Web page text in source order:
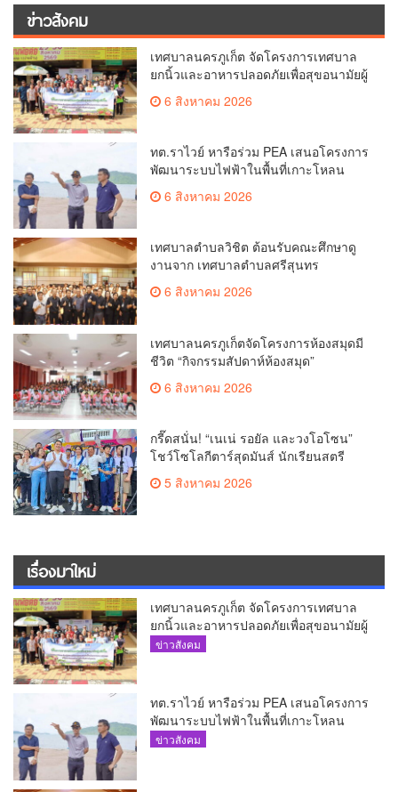
ข่าวสังคม
เทศบาลนครภูเก็ต จัดโครงการเทศบาล
ยกนิ้วและอาหารปลอดภัยเพื่อสุขอนามัยผู้
6 สิงหาคม 2026
ทต.ราไวย์ หารือร่วม PEA เสนอโครงการ
พัฒนาระบบไฟฟ้าในพื้นที่เกาะโหลน
6 สิงหาคม 2026
เทศบาลตำบลวิชิต ต้อนรับคณะศึกษาดู
งานจาก เทศบาลตำบลศรีสุนทร
6 สิงหาคม 2026
เทศบาลนครภูเก็ตจัดโครงการห้องสมุดมี
ชีวิต “กิจกรรมสัปดาห์ห้องสมุด”
6 สิงหาคม 2026
กรี๊ดสนั่น! “เนเน่ รอยัล และวงโอโซน”
โชว์โซโลกีตาร์สุดมันส์ นักเรียนสตรี
5 สิงหาคม 2026
เรื่องมาใหม่
เทศบาลนครภูเก็ต จัดโครงการเทศบาล
ยกนิ้วและอาหารปลอดภัยเพื่อสุขอนามัยผู้
บริโภค
ข่าวสังคม
ทต.ราไวย์ หารือร่วม PEA เสนอโครงการ
พัฒนาระบบไฟฟ้าในพื้นที่เกาะโหลน
ข่าวสังคม